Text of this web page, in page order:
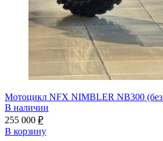
Мотоцикл NFX NIMBLER NB300 (без
В наличии
255 000 ₽
В корзину